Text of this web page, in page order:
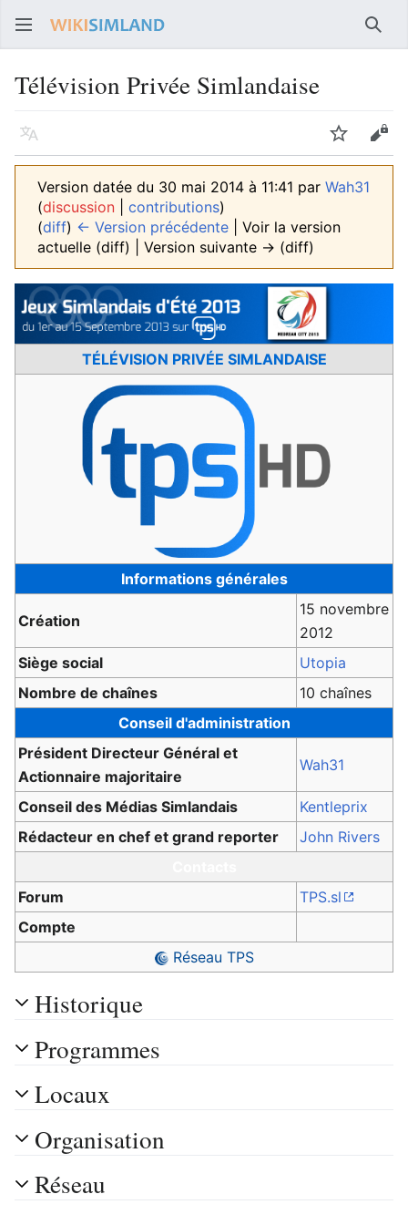
Télévision Privée Simlandaise
Langue Suivre
Version datée du 30 mai 2014 à 11:41 par Wah31
(discussion contributions)
(diff) ← Version précédente | Voir la version
actuelle (diff) | Version suivante → (diff)
TÉLÉVISION PRIVÉE SIMLANDAISE
Informations générales
Création
15 novembre
2012
Siège social
Utopia
Nombre de chaînes
10 chaînes
Conseil d'administration
Président Directeur Général et
Actionnaire majoritaire
Wah31
Conseil des Médias Simlandais
Kentleprix
Rédacteur en chef et grand reporter
John Rivers
Forum
TPS.sl
Compte
Réseau TPS
Historique
Programmes
Locaux
Organisation
Réseau